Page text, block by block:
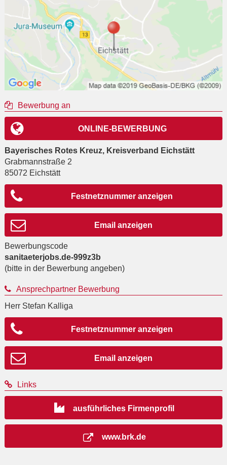
Bewerbung an
ONLINE-BEWERBUNG
Bayerisches Rotes Kreuz, Kreisverband Eichstätt
Grabmannstraße 2
85072 Eichstätt
Festnetznummer anzeigen
Email anzeigen
Bewerbungscode
sanitaeterjobs.de-999z3b
(bitte in der Bewerbung angeben)
Ansprechpartner Bewerbung
Herr Stefan Kalliga
Festnetznummer anzeigen
Email anzeigen
Links
ausführliches Firmenprofil
www.brk.de